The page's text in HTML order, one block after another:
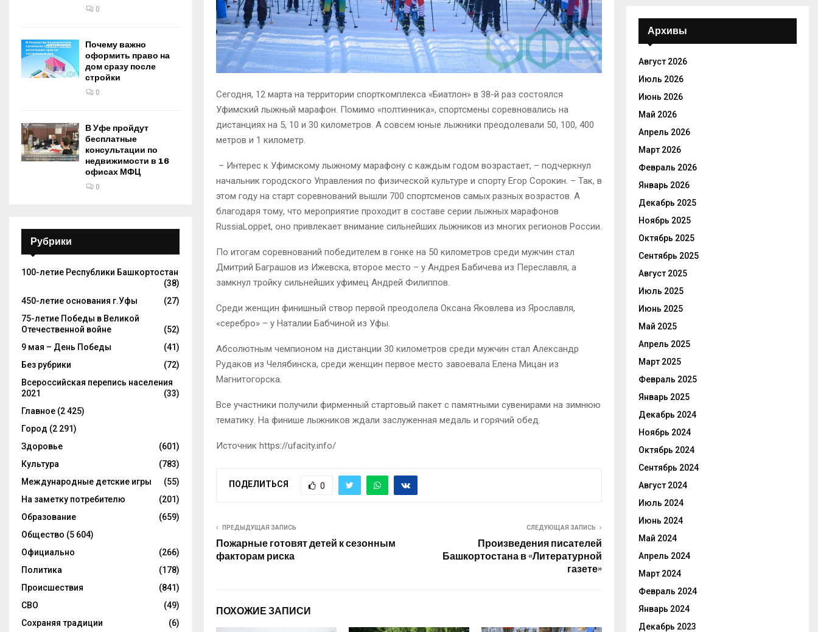
Сегодня, 12 марта на территории спорткомплекса «Биатлон» в 38-й раз состоялся
Уфимский лыжный марафон. Помимо «полтинника», спортсмены соревновались на
дистанциях на 5, 10 и 30 километров. А совсем юные лыжники преодолевали 50, 100, 400
метров и 1 километр.
​ – Интерес к Уфимскому лыжному марафону с каждым годом возрастает, – подчеркнул
начальник городского Управления по физической культуре и спорту Егор Сорокин. – Так, в
этом году на старт соревнований вышли 700 спортсменов самых разных возрастов. А
благодаря тому, что мероприятие проходит в составе серии​ лыжных​ марафонов​
RussiaLoppet, оно привлекает внимание сильнейших лыжников из многих регионов России.
По итогам соревнований победителем в гонке на 50 километров среди мужчин стал
Дмитрий Баграшов из Ижевска, второе место – у Андрея Бабичева из Переславля, а
замкнул тройку сильнейших уфимец Андрей Филиппов.
Среди женщин финишный створ первой преодолела Оксана Яковлева из Ярославля,
«серебро» – у Наталии Бабчиной из Уфы.
Абсолютным чемпионом на дистанции 30 километров среди мужчин стал Александр
Рудаков из Челябинска, среди женщин первое место завоевала Елена Мицан из
Магнитогорска.
Все участники получили фирменный стартовый пакет с памятными сувенирами на зимнюю
тематику. На финише лыжников ждали заслуженная медаль и горячий обед.
Источник https://ufacity.info/
ПОДЕЛИТЬСЯ 0
ПРЕДЫДУЩАЯ ЗАПИСЬ
Пожарные готовят детей к сезонным
факторам риска
СЛЕДУЮЩАЯ ЗАПИСЬ
Произведения писателей
Башкортостана в «Литературной
газете»
ПОХОЖИЕ ЗАПИСИ
0
Почему важно
оформить право на
дом сразу после
стройки
0
В Уфе пройдут
бесплатные
консультации по
недвижимости в 16
офисах МФЦ
0
Рубрики
100-летие Республики Башкортостан
(38)
450-летие основания г.Уфы
(27)
75-летие Победы в Великой
Отечественной войне
(52)
9 мая – День Победы
(41)
Без рубрики
(72)
Всероссийская перепись населения
2021
(33)
Главное (2 425)
Город (2 291)
Здоровье
(601)
Культура
(783)
Международные детские игры
(55)
На заметку потребителю
(201)
Образование
(659)
Общество (5 604)
Официально
(266)
Политика
(178)
Происшествия
(841)
СВО
(49)
Сохраняя традиции
(6)
Архивы
Август 2026
Июль 2026
Июнь 2026
Май 2026
Апрель 2026
Март 2026
Февраль 2026
Январь 2026
Декабрь 2025
Ноябрь 2025
Октябрь 2025
Сентябрь 2025
Август 2025
Июль 2025
Июнь 2025
Май 2025
Апрель 2025
Март 2025
Февраль 2025
Январь 2025
Декабрь 2024
Ноябрь 2024
Октябрь 2024
Сентябрь 2024
Август 2024
Июль 2024
Июнь 2024
Май 2024
Апрель 2024
Март 2024
Февраль 2024
Январь 2024
Декабрь 2023